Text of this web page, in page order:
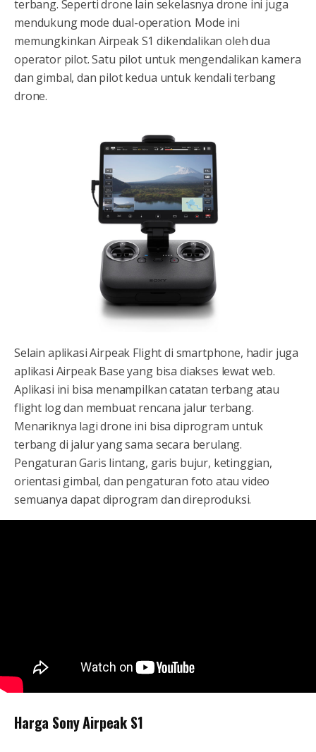
terbang. Seperti drone lain sekelasnya drone ini juga
mendukung mode dual-operation. Mode ini
memungkinkan Airpeak S1 dikendalikan oleh dua
operator pilot. Satu pilot untuk mengendalikan kamera
dan gimbal, dan pilot kedua untuk kendali terbang
drone.
Selain aplikasi Airpeak Flight di smartphone, hadir juga
aplikasi Airpeak Base yang bisa diakses lewat web.
Aplikasi ini bisa menampilkan catatan terbang atau
flight log dan membuat rencana jalur terbang.
Menariknya lagi drone ini bisa diprogram untuk
terbang di jalur yang sama secara berulang.
Pengaturan Garis lintang, garis bujur, ketinggian,
orientasi gimbal, dan pengaturan foto atau video
semuanya dapat diprogram dan direproduksi.
Harga Sony Airpeak S1